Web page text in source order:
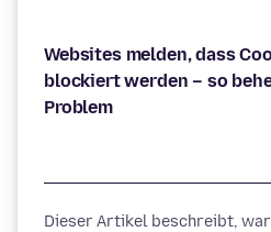
Websites melden, dass
blockiert werden – so
Problem
Dieser Artikel beschreibt,